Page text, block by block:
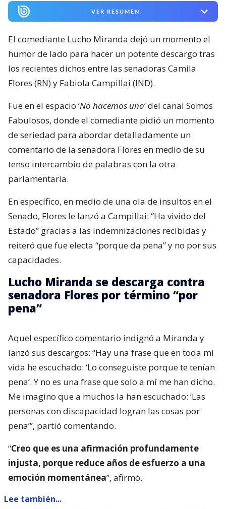
VER RESUMEN
El comediante Lucho Miranda dejó un momento el
humor de lado para hacer un potente descargo tras
los recientes dichos entre las senadoras Camila
Flores (RN) y Fabiola Campillai (IND).
Fue en el espacio ‘No hacemos uno‘ del canal Somos
Fabulosos, donde el comediante pidió un momento
de seriedad para abordar detalladamente un
comentario de la senadora Flores en medio de su
tenso intercambio de palabras con la otra
parlamentaria.
En específico, en medio de una ola de insultos en el
Senado, Flores le lanzó a Campillai: “Ha vivido del
Estado” gracias a las indemnizaciones recibidas y
reiteró que fue electa “porque da pena” y no por sus
capacidades.
Lucho Miranda se descarga contra
senadora Flores por término “por
pena”
Aquel específico comentario indignó a Miranda y
lanzó sus descargos: “Hay una frase que en toda mi
vida he escuchado: ‘Lo conseguiste porque te tenían
pena’. Y no es una frase que solo a mí me han dicho.
Me imagino que a muchos la han escuchado: ‘Las
personas con discapacidad logran las cosas por
pena’”, partió comentando.
“Creo que es una afirmación profundamente
injusta, porque reduce años de esfuerzo a una
emoción momentánea”, afirmó.
Lee también...